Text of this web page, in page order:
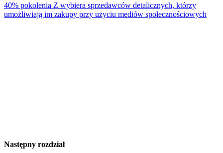
40% pokolenia Z wybiera sprzedawców detalicznych, którzy
umożliwiają im zakupy przy użyciu mediów społecznościowych
Następny rozdział